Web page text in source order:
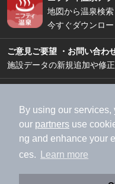
By using our
our partners use
ng and enhance your
ces.
Learn more
地図から温泉検
今すぐダウンロー
ご意見ご要望 ・お問い合わ
施設データの新規追加や修
加盟店募集（資
利用規約
ライ
特定商取引法に基
運営会社